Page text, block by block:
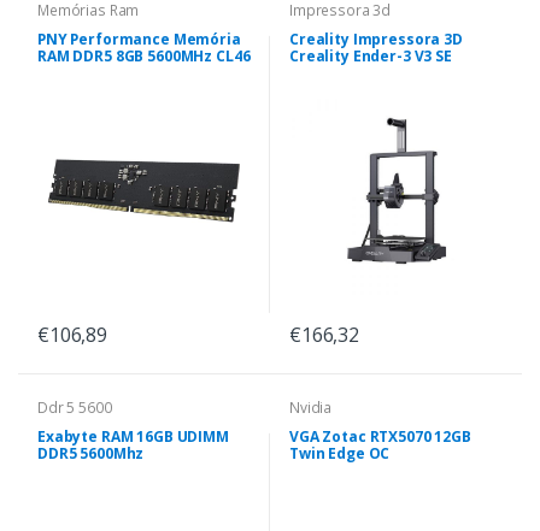
Memórias Ram
PNY Performance Memória
RAM DDR5 8GB 5600MHz CL46
€106,89
Impressora 3d
Creality Impressora 3D
Creality Ender-3 V3 SE
€166,32
Ddr 5 5600
Exabyte RAM 16GB UDIMM
DDR5 5600Mhz
Nvidia
VGA Zotac RTX5070 12GB
Twin Edge OC